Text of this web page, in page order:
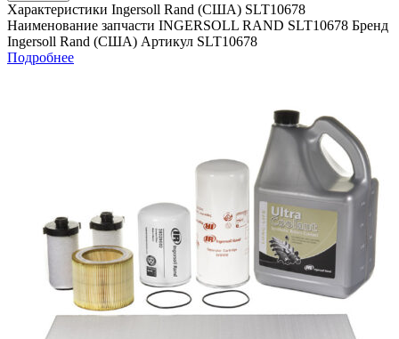
Характеристики Ingersoll Rand (США) SLT10678
Наименование запчасти INGERSOLL RAND SLT10678 Бренд
Ingersoll Rand (США) Артикул SLT10678
Подробнее